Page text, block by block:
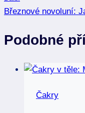
Březnové novoluní:
Podobné
Čakry